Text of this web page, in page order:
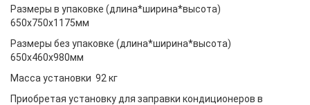
Размеры в упаковке (длина*ширина*высота)
650х750x1175мм
Размеры без упаковке (длина*ширина*высота)
650х460х980мм
Масса установки 92 кг
Приобретая установку для заправки кондиционеров в